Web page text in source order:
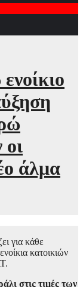
άλμα
για κάθε
κατοικιών
στις τιμές των